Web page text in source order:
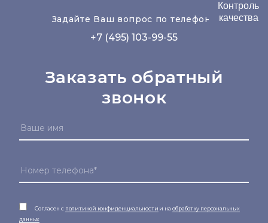
Задайте Ваш вопрос по телефону
+7 (495) 103-99-55
Заказать обратный
звонок
Согласен с политикой конфиденциальности и на обработку персональных
данных
Контроль
качества